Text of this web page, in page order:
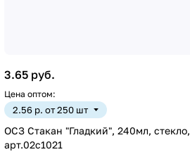
3.65 руб.
Цена оптом:
2.56 р. от 250 шт
ОСЗ Стакан "Гладкий", 240мл, стекло,
арт.02с1021